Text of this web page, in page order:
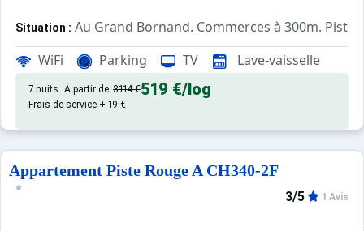
Situation : Au Grand Bornand. Commerces à 300m.
Appartement de particulier :Confortable et tout équipé.
WiFi Parking TV Lave-vaisselle
7 nuits À partir de 3114 €519 €/log
Frais de service + 19 €
Appartement Piste Rouge A CH340-2F
3/5 1 Avis